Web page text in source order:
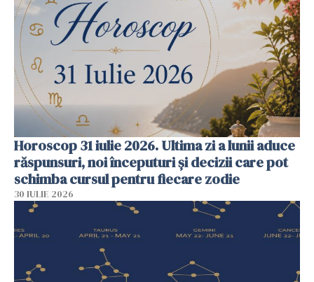
Horoscop 31 iulie 2026. Ultima zi a lunii aduce
răspunsuri, noi începuturi și decizii care pot
schimba cursul pentru fiecare zodie
30 IULIE 2026